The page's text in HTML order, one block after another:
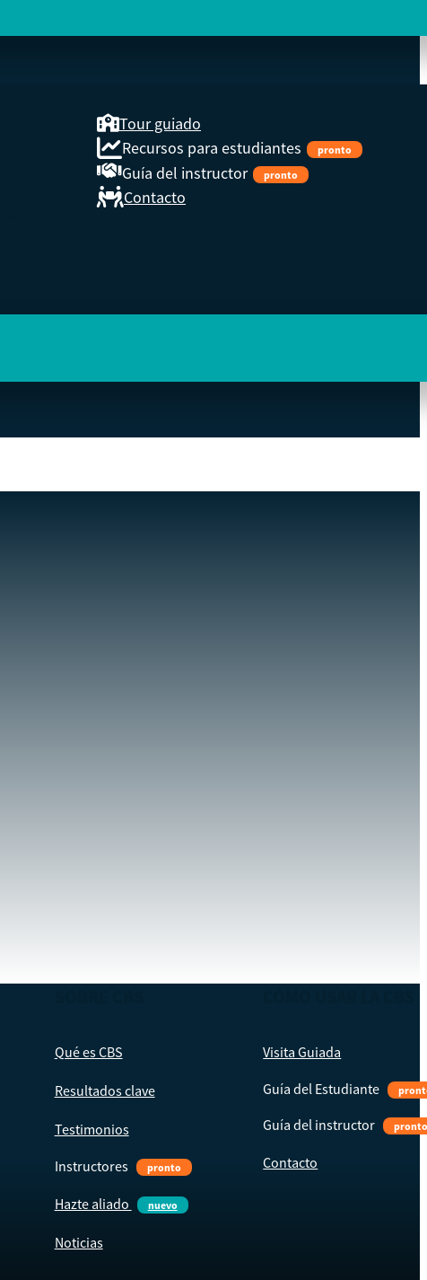
Tour guiado
Recursos para estudiantes
pronto
Guía del instructor pronto
Contacto
Qué es CBS
Resultados clave
Testimonios
Instructores pronto
Hazte aliado nuevo
Noticias
Visita Guiada
Guía del Estudiante
Guía del instructor
Contacto